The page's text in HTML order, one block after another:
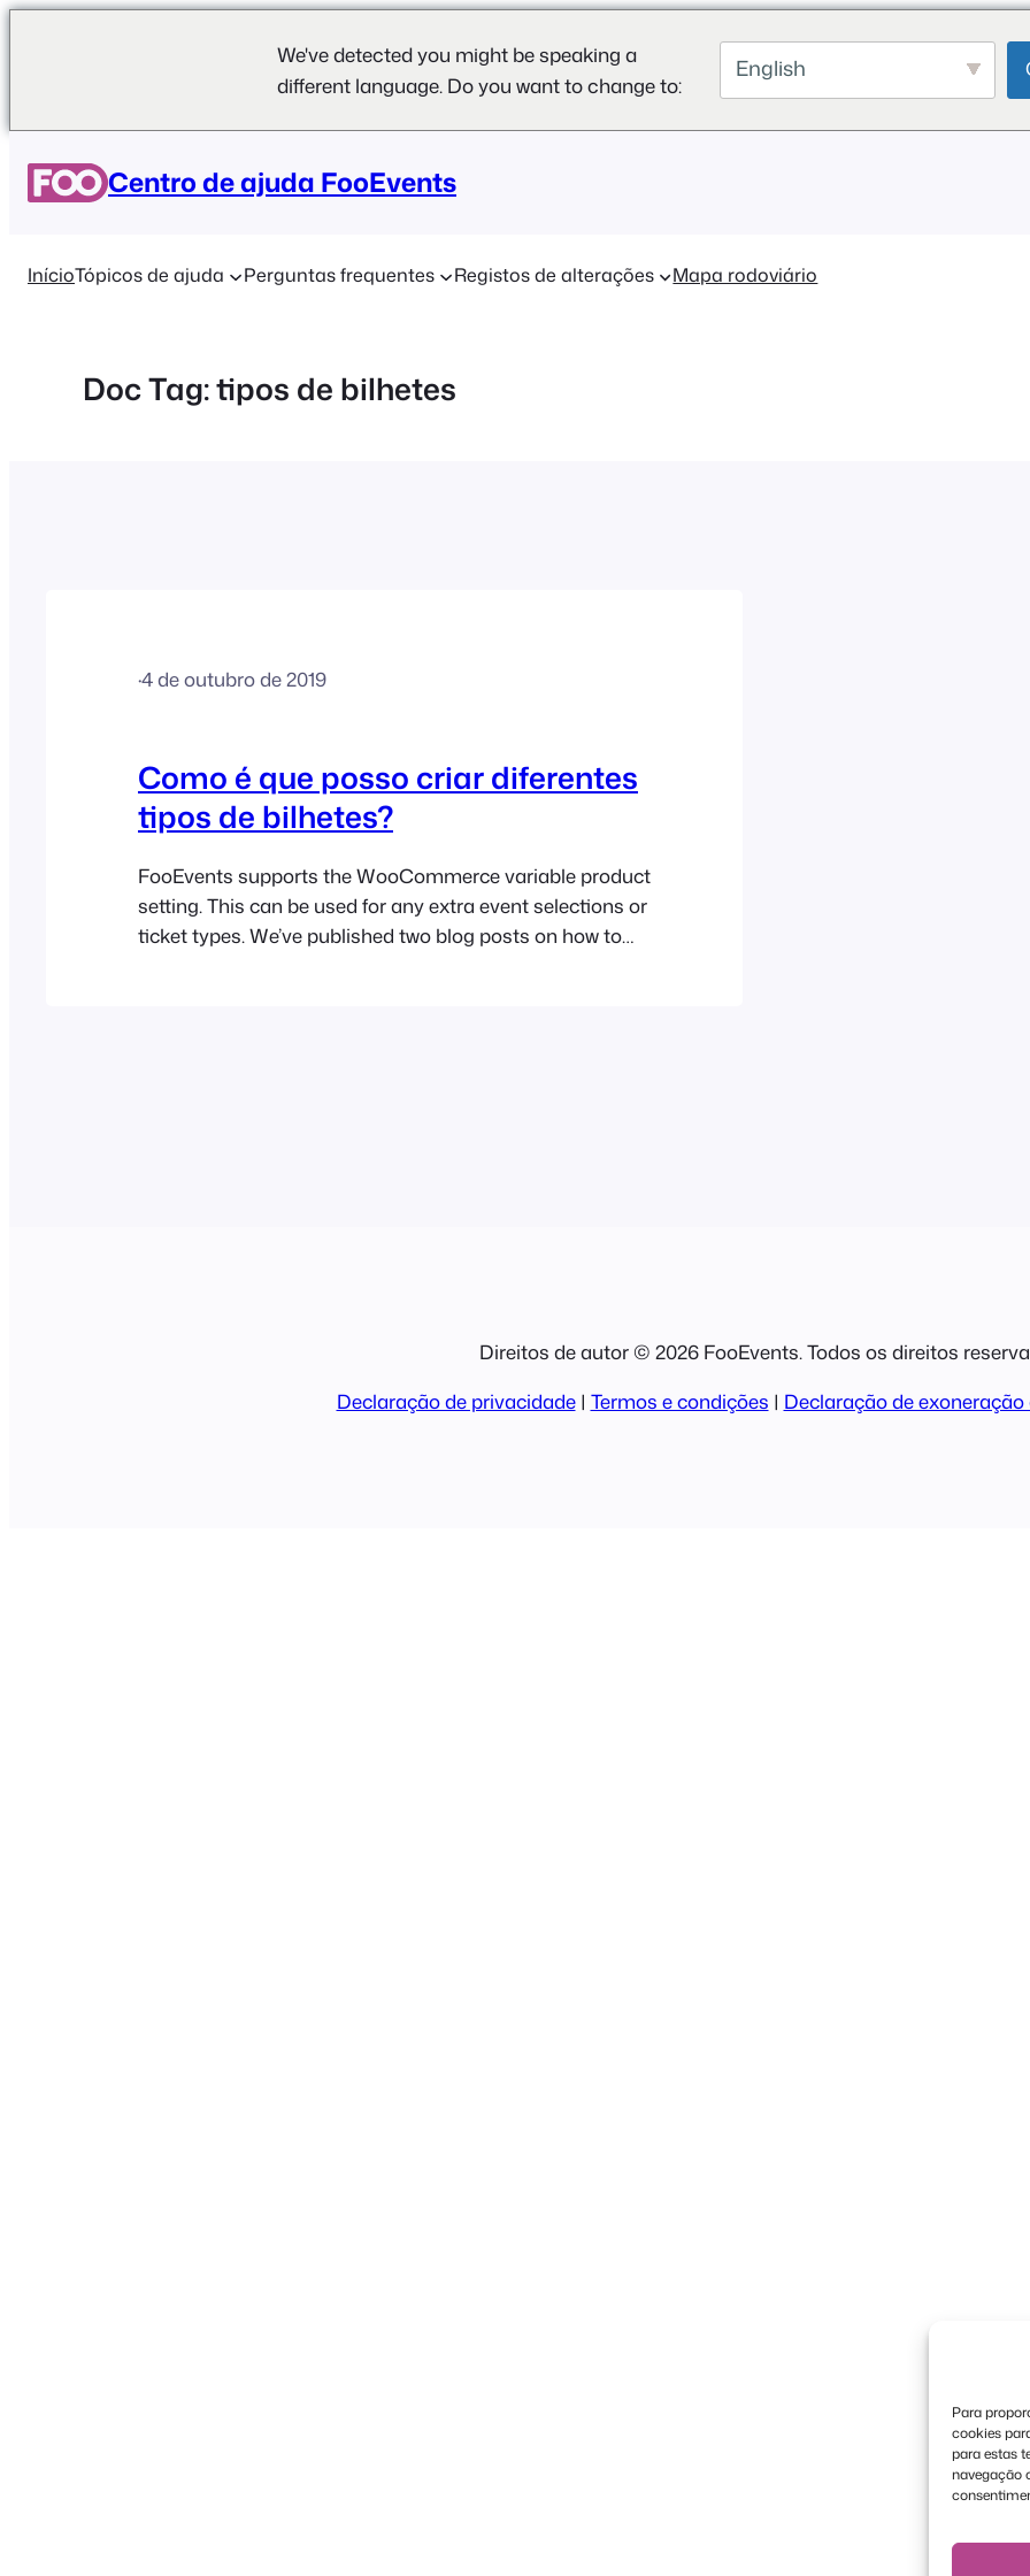
Para
cookies
para estas
navegação
We've detected you might be speaking a
different language. Do you want to change to:
English
para
Centro de ajuda FooEvents
InícioTópicos de ajuda Perguntas frequentes Registos de alterações Mapa rodoviário
Doc Tag:tipos de bilhetes
·4 de outubro de 2019
Como é que posso criar diferentes
tipos de bilhetes?
FooEvents supports the WooCommerce variable product
setting. This can be used for any extra event selections or
ticket types. We’ve published two blog posts on how to
Direitos de autor © 2026 FooEvents. Todos os direitos
Declaração de privacidade| Termos e condições | Declaração de